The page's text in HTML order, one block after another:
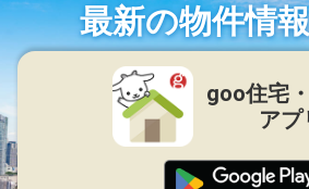
最新の物件情
goo住宅
アプ